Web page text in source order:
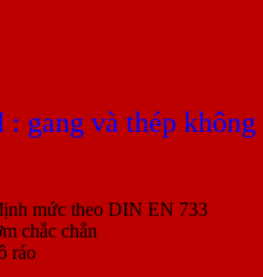
gang và thép không
mức theo DIN EN 733
chắc chắn
ráo